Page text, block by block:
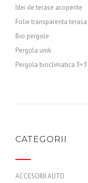
Idei de terase acoperite
Folie transparenta
Bio pergole
Pergola unik
Pergola bioclimatica
CATEGORII
ACCESORII AUTO